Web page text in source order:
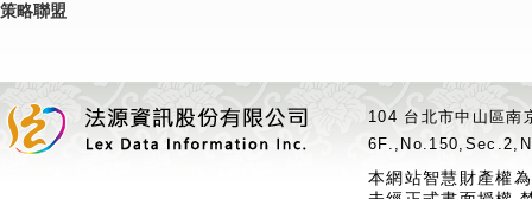
策略聯盟
104 台北市中山區
本網站智慧財產權